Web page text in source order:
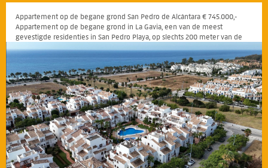
Appartement op de begane grond San Pedro de Alcántara € 745.000,-
Appartement op de begane grond in La Gavia, een van de meest
gevestigde residenties in San Pedro Playa, op slechts 200 meter van de